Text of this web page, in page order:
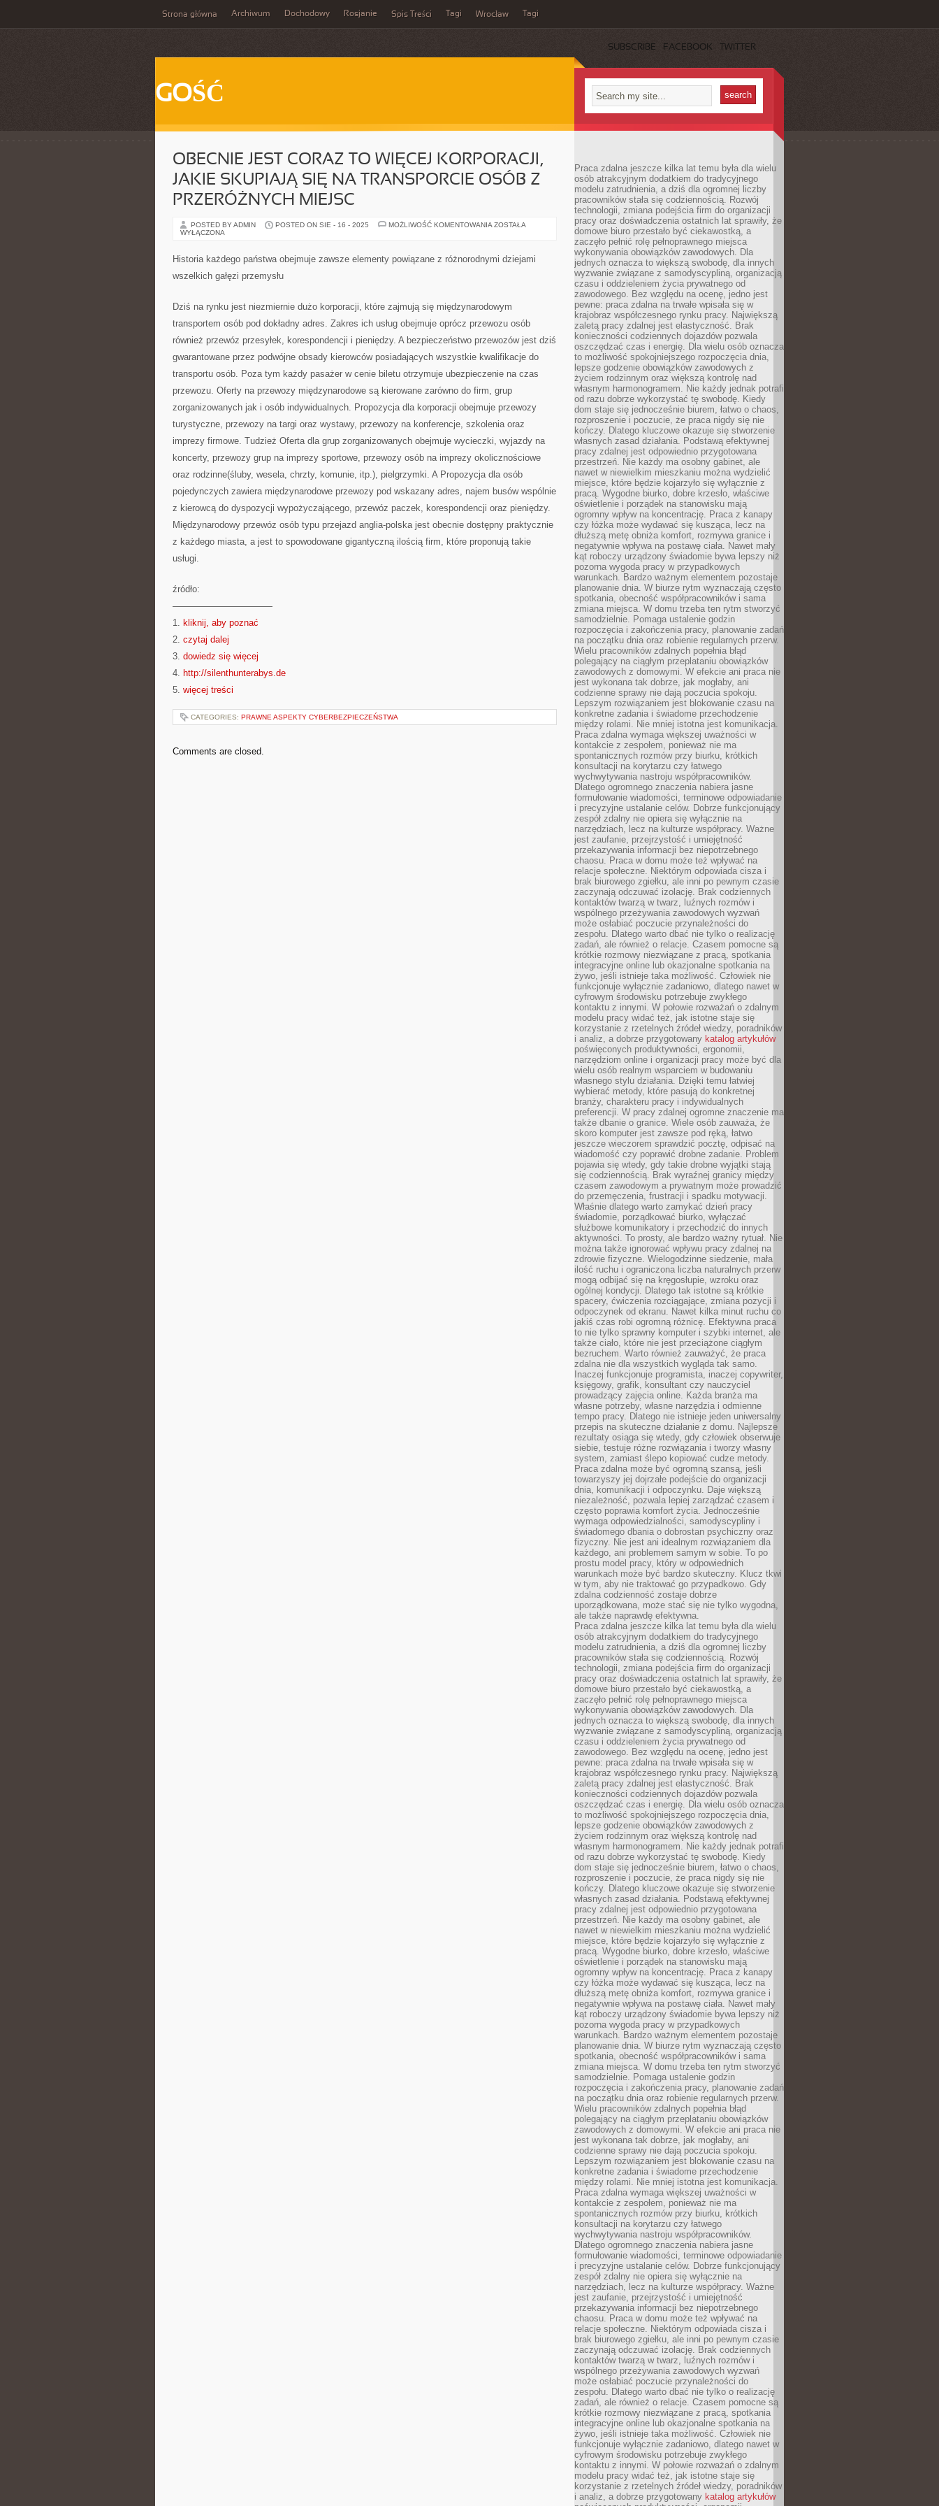
Strona główna Archiwum Dochodowy Rosjanie Spis Treści Tagi Wrocław Tagi
SUBSCRIBE FACEBOOK TWITTER
GOŚĆ
OBECNIE JEST CORAZ TO WIĘCEJ KORPORACJI,
JAKIE SKUPIAJĄ SIĘ NA TRANSPORCIE OSÓB Z
PRZERÓŻNYCH MIEJSC
POSTED BY ADMIN POSTED ON SIE - 16 - 2025 MOŻLIWOŚĆ KOMENTOWANIA OBECNIE
WIĘCEJ
KORPORACJI,
OSÓB
PRZERÓŻNYCH
ZOSTAŁA
WYŁĄCZONA
Historia każdego państwa obejmuje zawsze elementy powiązane z różnorodnymi dziejami
wszelkich gałęzi przemysłu
Dziś na rynku jest niezmiernie dużo korporacji, które zajmują się międzynarodowym
transportem osób pod dokładny adres. Zakres ich usług obejmuje oprócz przewozu osób
również przewóz przesyłek, korespondencji i pieniędzy. A bezpieczeństwo przewozów jest dziś
gwarantowane przez podwójne obsady kierowców posiadających wszystkie kwalifikacje do
transportu osób. Poza tym każdy pasażer w cenie biletu otrzymuje ubezpieczenie na czas
przewozu. Oferty na przewozy międzynarodowe są kierowane zarówno do firm, grup
zorganizowanych jak i osób indywidualnych. Propozycja dla korporacji obejmuje przewozy
turystyczne, przewozy na targi oraz wystawy, przewozy na konferencje, szkolenia oraz
imprezy firmowe. Tudzież Oferta dla grup zorganizowanych obejmuje wycieczki, wyjazdy na
koncerty, przewozy grup na imprezy sportowe, przewozy osób na imprezy okolicznościowe
oraz rodzinne(śluby, wesela, chrzty, komunie, itp.), pielgrzymki. A Propozycja dla osób
pojedynczych zawiera międzynarodowe przewozy pod wskazany adres, najem busów wspólnie
z kierowcą do dyspozycji wypożyczającego, przewóz paczek, korespondencji oraz pieniędzy.
Międzynarodowy przewóz osób typu przejazd anglia-polska jest obecnie dostępny praktycznie
z każdego miasta, a jest to spowodowane gigantyczną ilością firm, które proponują takie
usługi.
źródło:
———————————
1. kliknij, aby poznać
2. czytaj dalej
3. dowiedz się więcej
4. http://silenthunterabys.de
5. więcej treści
CATEGORIES: PRAWNE ASPEKTY CYBERBEZPIECZEŃSTWA
Comments are closed.
Praca zdalna jeszcze kilka lat temu była dla wielu
osób atrakcyjnym dodatkiem do tradycyjnego
modelu zatrudnienia, a dziś dla ogromnej liczby
pracowników stała się codziennością. Rozwój
technologii, zmiana podejścia firm do organizacji
pracy oraz doświadczenia ostatnich lat sprawiły, że
domowe biuro przestało być ciekawostką, a
zaczęło pełnić rolę pełnoprawnego miejsca
wykonywania obowiązków zawodowych. Dla
jednych oznacza to większą swobodę, dla innych
wyzwanie związane z samodyscypliną, organizacją
czasu i oddzieleniem życia prywatnego od
zawodowego. Bez względu na ocenę, jedno jest
pewne: praca zdalna na trwałe wpisała się w
krajobraz współczesnego rynku pracy. Największą
zaletą pracy zdalnej jest elastyczność. Brak
konieczności codziennych dojazdów pozwala
oszczędzać czas i energię. Dla wielu osób oznacza
to możliwość spokojniejszego rozpoczęcia dnia,
lepsze godzenie obowiązków zawodowych z
życiem rodzinnym oraz większą kontrolę nad
własnym harmonogramem. Nie każdy jednak potrafi
od razu dobrze wykorzystać tę swobodę. Kiedy
dom staje się jednocześnie biurem, łatwo o chaos,
rozproszenie i poczucie, że praca nigdy się nie
kończy. Dlatego kluczowe okazuje się stworzenie
własnych zasad działania. Podstawą efektywnej
pracy zdalnej jest odpowiednio przygotowana
przestrzeń. Nie każdy ma osobny gabinet, ale
nawet w niewielkim mieszkaniu można wydzielić
miejsce, które będzie kojarzyło się wyłącznie z
pracą. Wygodne biurko, dobre krzesło, właściwe
oświetlenie i porządek na stanowisku mają
ogromny wpływ na koncentrację. Praca z kanapy
czy łóżka może wydawać się kusząca, lecz na
dłuższą metę obniża komfort, rozmywa granice i
negatywnie wpływa na postawę ciała. Nawet mały
kąt roboczy urządzony świadomie bywa lepszy niż
pozorna wygoda pracy w przypadkowych
warunkach. Bardzo ważnym elementem pozostaje
planowanie dnia. W biurze rytm wyznaczają często
spotkania, obecność współpracowników i sama
zmiana miejsca. W domu trzeba ten rytm stworzyć
samodzielnie. Pomaga ustalenie godzin
rozpoczęcia i zakończenia pracy, planowanie zadań
na początku dnia oraz robienie regularnych przerw.
Wielu pracowników zdalnych popełnia błąd
polegający na ciągłym przeplataniu obowiązków
zawodowych z domowymi. W efekcie ani praca nie
jest wykonana tak dobrze, jak mogłaby, ani
codzienne sprawy nie dają poczucia spokoju.
Lepszym rozwiązaniem jest blokowanie czasu na
konkretne zadania i świadome przechodzenie
między rolami. Nie mniej istotna jest komunikacja.
Praca zdalna wymaga większej uważności w
kontakcie z zespołem, ponieważ nie ma
spontanicznych rozmów przy biurku, krótkich
konsultacji na korytarzu czy łatwego
wychwytywania nastroju współpracowników.
Dlatego ogromnego znaczenia nabiera jasne
formułowanie wiadomości, terminowe odpowiadanie
i precyzyjne ustalanie celów. Dobrze funkcjonujący
zespół zdalny nie opiera się wyłącznie na
narzędziach, lecz na kulturze współpracy. Ważne
jest zaufanie, przejrzystość i umiejętność
przekazywania informacji bez niepotrzebnego
chaosu. Praca w domu może też wpływać na
relacje społeczne. Niektórym odpowiada cisza i
brak biurowego zgiełku, ale inni po pewnym czasie
zaczynają odczuwać izolację. Brak codziennych
kontaktów twarzą w twarz, luźnych rozmów i
wspólnego przeżywania zawodowych wyzwań
może osłabiać poczucie przynależności do
zespołu. Dlatego warto dbać nie tylko o realizację
zadań, ale również o relacje. Czasem pomocne są
krótkie rozmowy niezwiązane z pracą, spotkania
integracyjne online lub okazjonalne spotkania na
żywo, jeśli istnieje taka możliwość. Człowiek nie
funkcjonuje wyłącznie zadaniowo, dlatego nawet w
cyfrowym środowisku potrzebuje zwykłego
kontaktu z innymi. W połowie rozważań o zdalnym
modelu pracy widać też, jak istotne staje się
korzystanie z rzetelnych źródeł wiedzy, poradników
i analiz, a dobrze przygotowany katalog artykułów
poświęconych produktywności, ergonomii,
narzędziom online i organizacji pracy może być dla
wielu osób realnym wsparciem w budowaniu
własnego stylu działania. Dzięki temu łatwiej
wybierać metody, które pasują do konkretnej
branży, charakteru pracy i indywidualnych
preferencji. W pracy zdalnej ogromne znaczenie ma
także dbanie o granice. Wiele osób zauważa, że
skoro komputer jest zawsze pod ręką, łatwo
jeszcze wieczorem sprawdzić pocztę, odpisać na
wiadomość czy poprawić drobne zadanie. Problem
pojawia się wtedy, gdy takie drobne wyjątki stają
się codziennością. Brak wyraźnej granicy między
czasem zawodowym a prywatnym może prowadzić
do przemęczenia, frustracji i spadku motywacji.
Właśnie dlatego warto zamykać dzień pracy
świadomie, porządkować biurko, wyłączać
służbowe komunikatory i przechodzić do innych
aktywności. To prosty, ale bardzo ważny rytuał. Nie
można także ignorować wpływu pracy zdalnej na
zdrowie fizyczne. Wielogodzinne siedzenie, mała
ilość ruchu i ograniczona liczba naturalnych przerw
mogą odbijać się na kręgosłupie, wzroku oraz
ogólnej kondycji. Dlatego tak istotne są krótkie
spacery, ćwiczenia rozciągające, zmiana pozycji i
odpoczynek od ekranu. Nawet kilka minut ruchu co
jakiś czas robi ogromną różnicę. Efektywna praca
to nie tylko sprawny komputer i szybki internet, ale
także ciało, które nie jest przeciążone ciągłym
bezruchem. Warto również zauważyć, że praca
zdalna nie dla wszystkich wygląda tak samo.
Inaczej funkcjonuje programista, inaczej copywriter,
księgowy, grafik, konsultant czy nauczyciel
prowadzący zajęcia online. Każda branża ma
własne potrzeby, własne narzędzia i odmienne
tempo pracy. Dlatego nie istnieje jeden uniwersalny
przepis na skuteczne działanie z domu. Najlepsze
rezultaty osiąga się wtedy, gdy człowiek obserwuje
siebie, testuje różne rozwiązania i tworzy własny
system, zamiast ślepo kopiować cudze metody.
Praca zdalna może być ogromną szansą, jeśli
towarzyszy jej dojrzałe podejście do organizacji
dnia, komunikacji i odpoczynku. Daje większą
niezależność, pozwala lepiej zarządzać czasem i
często poprawia komfort życia. Jednocześnie
wymaga odpowiedzialności, samodyscypliny i
świadomego dbania o dobrostan psychiczny oraz
fizyczny. Nie jest ani idealnym rozwiązaniem dla
każdego, ani problemem samym w sobie. To po
prostu model pracy, który w odpowiednich
warunkach może być bardzo skuteczny. Klucz tkwi
w tym, aby nie traktować go przypadkowo. Gdy
zdalna codzienność zostaje dobrze
uporządkowana, może stać się nie tylko wygodna,
ale także naprawdę efektywna.
Praca zdalna jeszcze kilka lat temu była dla wielu
osób atrakcyjnym dodatkiem do tradycyjnego
modelu zatrudnienia, a dziś dla ogromnej liczby
pracowników stała się codziennością. Rozwój
technologii, zmiana podejścia firm do organizacji
pracy oraz doświadczenia ostatnich lat sprawiły, że
domowe biuro przestało być ciekawostką, a
zaczęło pełnić rolę pełnoprawnego miejsca
wykonywania obowiązków zawodowych. Dla
jednych oznacza to większą swobodę, dla innych
wyzwanie związane z samodyscypliną, organizacją
czasu i oddzieleniem życia prywatnego od
zawodowego. Bez względu na ocenę, jedno jest
pewne: praca zdalna na trwałe wpisała się w
krajobraz współczesnego rynku pracy. Największą
zaletą pracy zdalnej jest elastyczność. Brak
konieczności codziennych dojazdów pozwala
oszczędzać czas i energię. Dla wielu osób oznacza
to możliwość spokojniejszego rozpoczęcia dnia,
lepsze godzenie obowiązków zawodowych z
życiem rodzinnym oraz większą kontrolę nad
własnym harmonogramem. Nie każdy jednak potrafi
od razu dobrze wykorzystać tę swobodę. Kiedy
dom staje się jednocześnie biurem, łatwo o chaos,
rozproszenie i poczucie, że praca nigdy się nie
kończy. Dlatego kluczowe okazuje się stworzenie
własnych zasad działania. Podstawą efektywnej
pracy zdalnej jest odpowiednio przygotowana
przestrzeń. Nie każdy ma osobny gabinet, ale
nawet w niewielkim mieszkaniu można wydzielić
miejsce, które będzie kojarzyło się wyłącznie z
pracą. Wygodne biurko, dobre krzesło, właściwe
oświetlenie i porządek na stanowisku mają
ogromny wpływ na koncentrację. Praca z kanapy
czy łóżka może wydawać się kusząca, lecz na
dłuższą metę obniża komfort, rozmywa granice i
negatywnie wpływa na postawę ciała. Nawet mały
kąt roboczy urządzony świadomie bywa lepszy niż
pozorna wygoda pracy w przypadkowych
warunkach. Bardzo ważnym elementem pozostaje
planowanie dnia. W biurze rytm wyznaczają często
spotkania, obecność współpracowników i sama
zmiana miejsca. W domu trzeba ten rytm stworzyć
samodzielnie. Pomaga ustalenie godzin
rozpoczęcia i zakończenia pracy, planowanie zadań
na początku dnia oraz robienie regularnych przerw.
Wielu pracowników zdalnych popełnia błąd
polegający na ciągłym przeplataniu obowiązków
zawodowych z domowymi. W efekcie ani praca nie
jest wykonana tak dobrze, jak mogłaby, ani
codzienne sprawy nie dają poczucia spokoju.
Lepszym rozwiązaniem jest blokowanie czasu na
konkretne zadania i świadome przechodzenie
między rolami. Nie mniej istotna jest komunikacja.
Praca zdalna wymaga większej uważności w
kontakcie z zespołem, ponieważ nie ma
spontanicznych rozmów przy biurku, krótkich
konsultacji na korytarzu czy łatwego
wychwytywania nastroju współpracowników.
Dlatego ogromnego znaczenia nabiera jasne
formułowanie wiadomości, terminowe odpowiadanie
i precyzyjne ustalanie celów. Dobrze funkcjonujący
zespół zdalny nie opiera się wyłącznie na
narzędziach, lecz na kulturze współpracy. Ważne
jest zaufanie, przejrzystość i umiejętność
przekazywania informacji bez niepotrzebnego
chaosu. Praca w domu może też wpływać na
relacje społeczne. Niektórym odpowiada cisza i
brak biurowego zgiełku, ale inni po pewnym czasie
zaczynają odczuwać izolację. Brak codziennych
kontaktów twarzą w twarz, luźnych rozmów i
wspólnego przeżywania zawodowych wyzwań
może osłabiać poczucie przynależności do
zespołu. Dlatego warto dbać nie tylko o realizację
zadań, ale również o relacje. Czasem pomocne są
krótkie rozmowy niezwiązane z pracą, spotkania
integracyjne online lub okazjonalne spotkania na
żywo, jeśli istnieje taka możliwość. Człowiek nie
funkcjonuje wyłącznie zadaniowo, dlatego nawet w
cyfrowym środowisku potrzebuje zwykłego
kontaktu z innymi. W połowie rozważań o zdalnym
modelu pracy widać też, jak istotne staje się
korzystanie z rzetelnych źródeł wiedzy, poradników
i analiz, a dobrze przygotowany katalog artykułów